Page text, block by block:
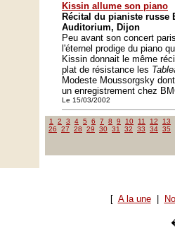
Kissin allume son piano
Récital du pianiste russe
Auditorium, Dijon
Peu avant son concert
l'éternel prodige du piano
Kissin donnait le même
plat de résistance les
Modeste Moussorgsky
un enregistrement chez
Le 15/03/2002
1 2 3 4 5 6 7 8 9 10 11 12
13
26
27 28 29 30 31 32 33 34 35
[ A la une|